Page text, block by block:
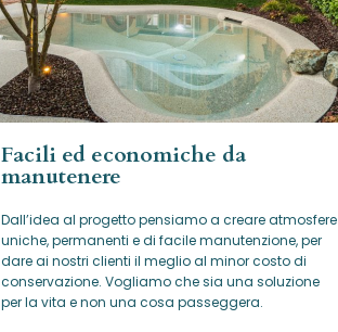
Facili ed economiche da
manutenere
Dall’idea al progetto pensiamo a creare atmosfere
uniche, permanenti e di facile manutenzione, per
dare ai nostri clienti il meglio al minor costo di
conservazione. Vogliamo che sia una soluzione
per la vita e non una cosa passeggera.